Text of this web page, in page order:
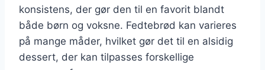
konsistens, der gør den til en favorit blandt
både børn og voksne. Fedtebrød kan varieres
på mange måder, hvilket gør det til en alsidig
dessert, der kan tilpasses forskellige